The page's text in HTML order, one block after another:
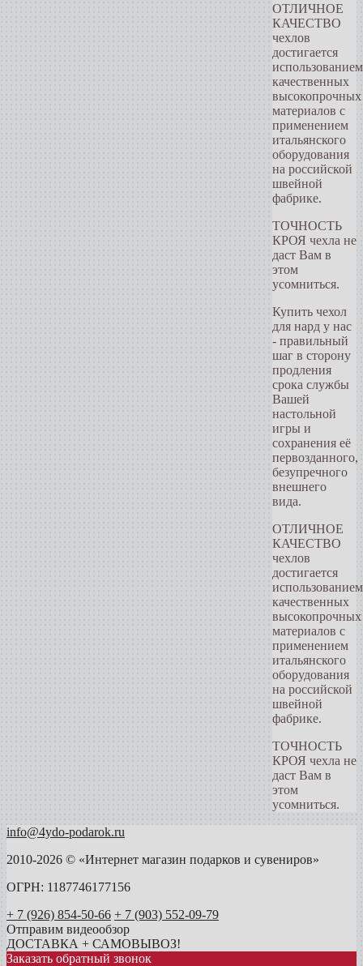
ОТЛИЧНОЕ
КАЧЕСТВО
чехлов
достигается
использованием
качественных
высокопрочных
материалов c
применением
итальянского
оборудования
на российской
швейной
фабрике.
ТОЧНОСТЬ
КРОЯ чехла не
даст Вам в
этом
усомниться.
Купить чехол
для нард у нас
- правильный
шаг в сторону
продления
срока службы
Вашей
настольной
игры и
сохранения её
первозданного,
безупречного
внешнего
вида.
ОТЛИЧНОЕ
КАЧЕСТВО
чехлов
достигается
использованием
качественных
высокопрочных
материалов c
применением
итальянского
оборудования
на российской
швейной
фабрике.
ТОЧНОСТЬ
КРОЯ чехла не
даст Вам в
этом
усомниться.
info@4ydo-podarok.ru
2010-2026 © «Интернет магазин подарков и сувениров»
ОГРН: 1187746177156
+ 7 (926) 854-50-66 + 7 (903) 552-09-79
Отправим видеообзор
ДОСТАВКА + САМОВЫВОЗ!
Заказать обратный звонок